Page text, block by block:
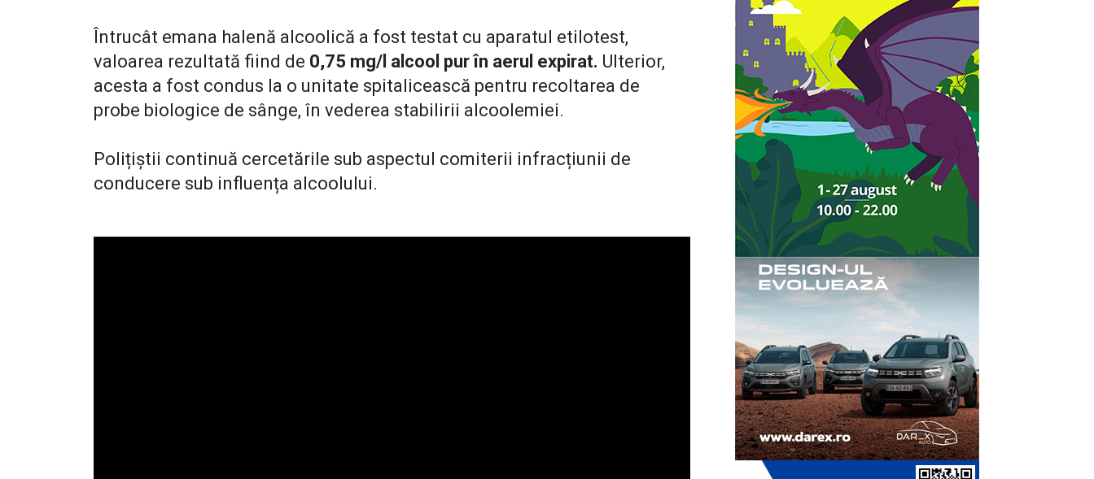
Întrucât emana halenă alcoolică a fost testat cu aparatul etilotest,
valoarea rezultată fiind de 0,75 mg/l alcool pur în aerul expirat. Ulterior,
acesta a fost condus la o unitate spitalicească pentru recoltarea de
probe biologice de sânge, în vederea stabilirii alcoolemiei.
Polițiștii continuă cercetările sub aspectul comiterii infracțiunii de
conducere sub influența alcoolului.